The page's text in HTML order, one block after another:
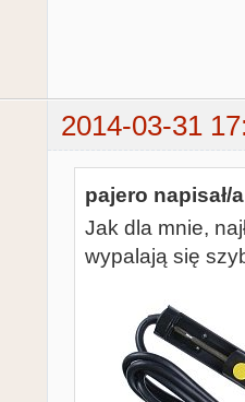
2014-03-31
pajero napisał/
Jak dla mnie,
wypalają się